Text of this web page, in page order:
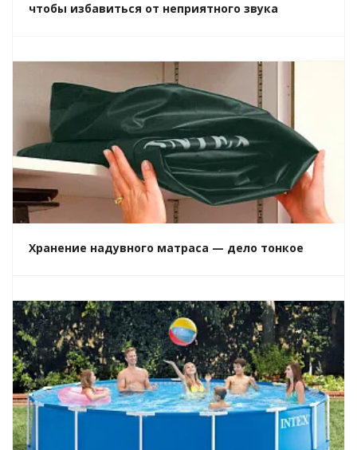
чтобы избавиться от неприятного звука
Хранение надувного матраса — дело тонкое